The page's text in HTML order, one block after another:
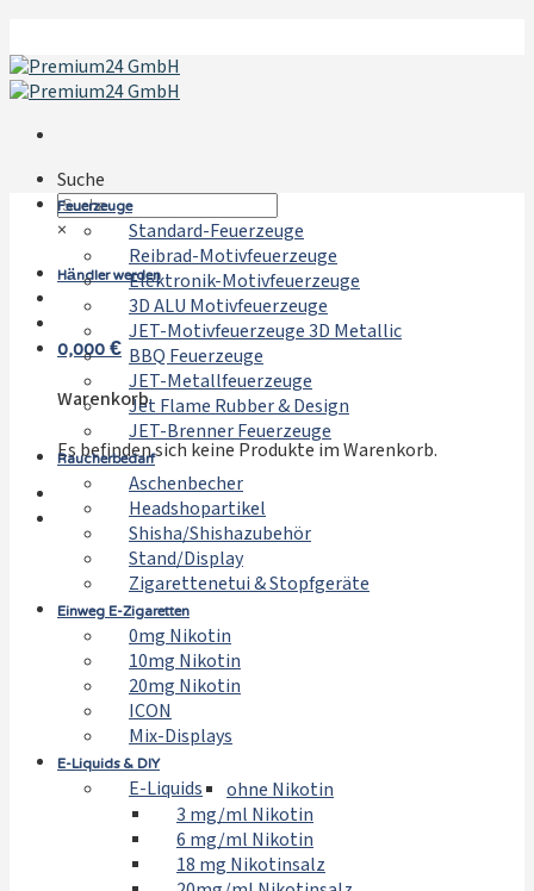
Inhalt
springen
Suche
×
Händler werden
0,000€
Warenkorb
Es befinden sich keine Produkte im Warenkorb.
Feuerzeuge
Standard-Feuerzeuge
Reibrad-Motivfeuerzeuge
Elektronik-Motivfeuerzeuge
3D ALU Motivfeuerzeuge
JET-Motivfeuerzeuge 3D Metallic
BBQ Feuerzeuge
JET-Metallfeuerzeuge
Jet Flame Rubber & Design
JET-Brenner Feuerzeuge
Raucherbedarf
Aschenbecher
Headshopartikel
Shisha/Shishazubehör
Stand/Display
Zigarettenetui & Stopfgeräte
Einweg E-Zigaretten
0mg Nikotin
10mg Nikotin
20mg Nikotin
ICON
Mix-Displays
E-Liquids & DIY
E-Liquids
ohne Nikotin
3 mg/ml Nikotin
6 mg/ml Nikotin
18 mg Nikotinsalz